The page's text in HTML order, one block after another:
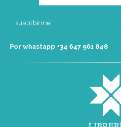
Por whastapp +34 ‭647 961 848‬